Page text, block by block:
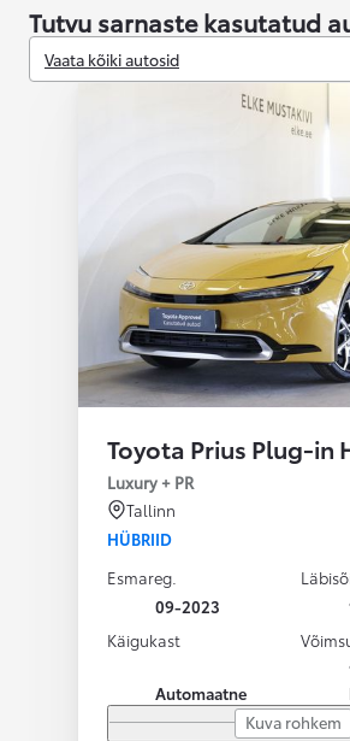
Tutvu sarnaste kasutatud
Vaata kõiki autosid
Toyota Prius Plug-in
Luxury + PR
Tallinn
HÜBRIID
Esmareg.
09-2023
Käigukast
Automaatne
Kuva rohkem